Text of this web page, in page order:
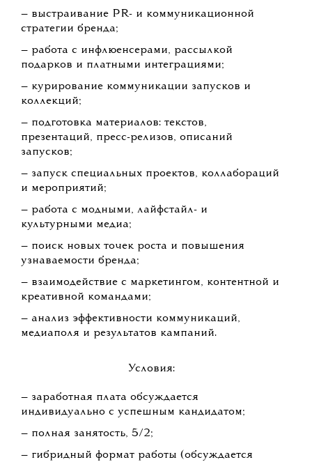
— выстраивание PR- и коммуникационной
стратегии бренда;
— работа с инфлюенсерами, рассылкой
подарков и платными интеграциями;
— курирование коммуникации запусков и
коллекций;
— подготовка материалов: текстов,
презентаций, пресс-релизов, описаний
запусков;
— запуск специальных проектов, коллабораций
и мероприятий;
— работа с модными, лайфстайл- и
культурными медиа;
— поиск новых точек роста и повышения
узнаваемости бренда;
— взаимодействие с маркетингом, контентной и
креативной командами;
— анализ эффективности коммуникаций,
медиаполя и результатов кампаний.
Условия:
— заработная плата обсуждается
индивидуально с успешным кандидатом;
— полная занятость, 5/2;
— гибридный формат работы (обсуждается